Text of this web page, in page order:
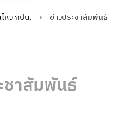
หว กปน. ข่าวประชาสัมพันธ์
ชาสัมพันธ์